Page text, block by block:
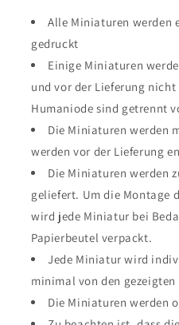
Alle Miniaturen werden
gedruckt
Einige Miniaturen
und vor der Lieferung
Humaniode sind getrennt
Die Miniaturen werden
werden vor der Lieferung
Die Miniaturen werden
geliefert. Um die Montage
wird jede Miniatur bei
Papierbeutel verpackt.
Jede Miniatur wird
minimal von den
Die Miniaturen werden